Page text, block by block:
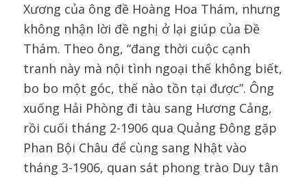
Xương của ông đề Hoàng Hoa Thám, nhưng
không nhận lời đề nghị ở lại giúp của Đề
Thám. Theo ông, “đang thời cuộc cạnh
tranh này mà nội tình ngoại thế không biết,
bo bo một góc, thế nào tồn tại được”. Ông
xuống Hải Phòng đi tàu sang Hương Cảng,
rồi cuối tháng 2-1906 qua Quảng Đông gặp
Phan Bội Châu để cùng sang Nhật vào
tháng 3-1906, quan sát phong trào Duy tân